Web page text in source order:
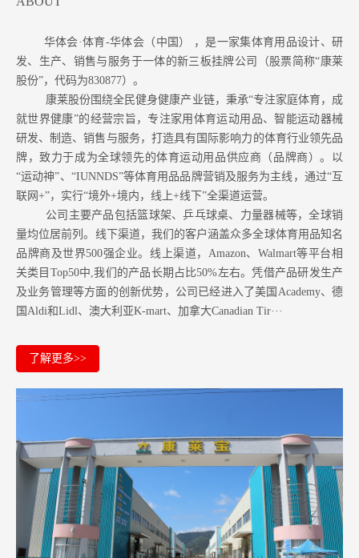
华体会·体育-华体会（中国） ，是一家集体育用品设计、研
发、生产、销售与服务于一体的新三板挂牌公司（股票简称“康莱
股份”，代码为830877）。
康莱股份围绕全民健身健康产业链，秉承“专注家庭体育，成
就世界健康”的经营宗旨，专注家用体育运动用品、智能运动器械
研发、制造、销售与服务，打造具有国际影响力的体育行业领先品
牌，致力于成为全球领先的体育运动用品供应商（品牌商）。以
“运动神”、“IUNNDS”等体育用品品牌营销及服务为主线，通过“互
联网+”，实行“境外+境内，线上+线下”全渠道运营。
公司主要产品包括篮球架、乒乓球桌、力量器械等，全球销
量均位居前列。 线下渠道，我们的客户涵盖众多全球体育用品知名
品牌商及世界500强企业。 线上渠道，Amazon、Walmart等平台相
关类目Top50中,我们的产品长期占比50%左右。凭借产品研发生产
及业务管理等方面的创新优势，公司已经进入了美国Academy、德
国Aldi和Lidl、澳大利亚K-mart、加拿大Canadian Tir···
了解更多>>